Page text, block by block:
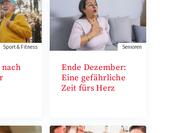
Sport & Fitness Senioren
Ende Dezember:
Eine gefährliche
Zeit fürs Herz